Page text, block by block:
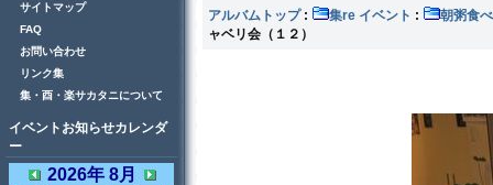
サイトマップ
FAQ
お問い合わせ
リンク集
集・酉・楽サカタニについて
イベントお知らせカレンダ
ー
2026年 8月
アルバムトップ: 集re イベント :
朝粥食
ャベリ会（１２）